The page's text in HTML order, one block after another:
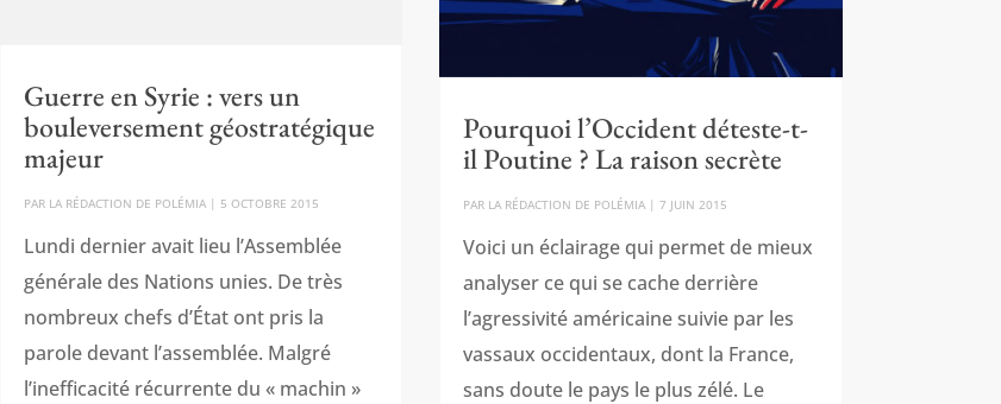
Guerre en Syrie : vers un
bouleversement géostratégique
majeur
PAR LA RÉDACTION DE POLÉMIA| 5 OCTOBRE 2015
Lundi dernier avait lieu l’Assemblée
générale des Nations unies. De très
nombreux chefs d’État ont pris la
parole devant l’assemblée. Malgré
l’inefficacité récurrente du « machin »
Pourquoi l’Occident déteste-t-
il Poutine ? La raison secrète
PAR LA RÉDACTION DE POLÉMIA| 7 JUIN 2015
Voici un éclairage qui permet de mieux
analyser ce qui se cache derrière
l’agressivité américaine suivie par les
vassaux occidentaux, dont la France,
sans doute le pays le plus zélé. Le